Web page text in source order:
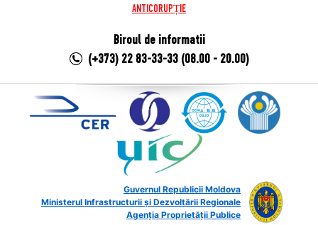
ANTICORUPȚIE
Biroul de informatii
(+373) 22 83-33-33 (08.00 - 20.00)
Guvernul Republicii Moldova
Ministerul Infrastructurii și Dezvoltării Regionale
Agenția Proprietății Publice